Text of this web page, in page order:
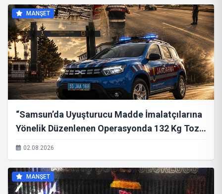
MANŞET
“Samsun’da Uyuşturucu Madde İmalatçılarına
Yönelik Düzenlenen Operasyonda 132 Kg Toz
Esrar Ele Geçirildi.”
02.08.2026
MANŞET